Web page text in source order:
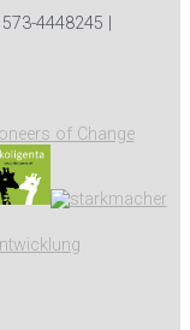
4448245 |